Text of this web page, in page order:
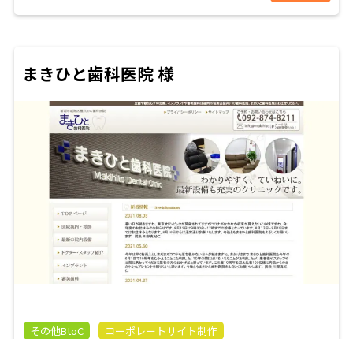
まきひと歯科医院 様
その他BtoC
コーポレートサイト制作